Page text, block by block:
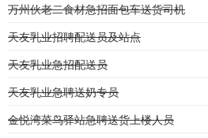
万州伙老二食材急招面包车送货司机
天友乳业招聘配送员及站点
天友乳业急招配送员
天友乳业急聘送奶专员
金悦湾菜鸟驿站急聘送货上楼人员